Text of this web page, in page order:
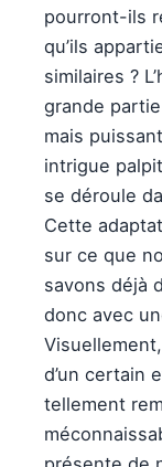
pourront-ils
qu’ils
similaires ?
grande
mais
intrigue
se déroule
Cette
sur ce que
savons déjà
donc avec
d’un certain
tellement